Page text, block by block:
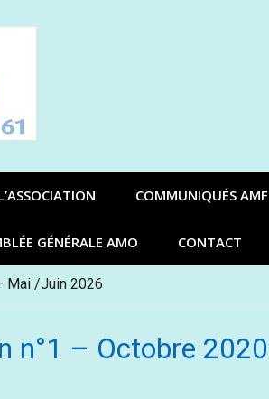
COMMUNIQUÉS AMF
GÉNÉRALE AMO CONTACT
Mai /Juin 2026
n°1 – Octobre 2020